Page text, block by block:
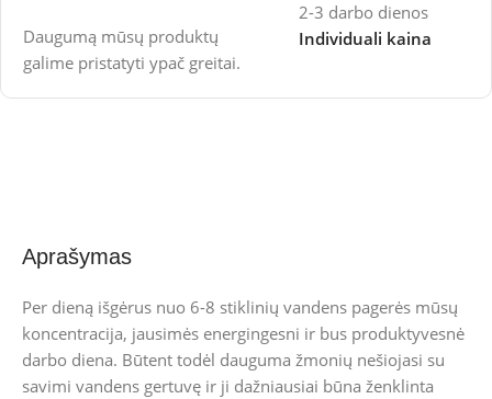
Daugumą mūsų produktų
galime pristatyti ypač greitai.
2-3 darbo dienos
Individuali kaina
Aprašymas
Per dieną išgėrus nuo 6-8 stiklinių vandens pagerės mūsų
koncentracija, jausimės energingesni ir bus produktyvesnė
darbo diena. Būtent todėl dauguma žmonių nešiojasi su
savimi vandens gertuvę ir ji dažniausiai būna ženklinta